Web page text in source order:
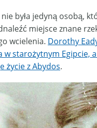
nie była jedyną osobą,
miejsce znane
wcielenia. Dorothy
w starożytnym Egipcie,
życie z Abydos.